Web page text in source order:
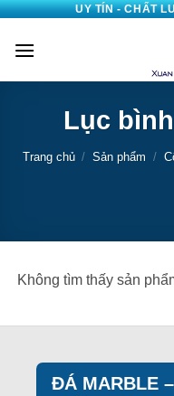
Bỏ
nội
dung
UY TÍN - CHẤT
Lục
Trang chủ / Sản phẩm /
Không tìm thấy sản
ĐÁ MARBLE –